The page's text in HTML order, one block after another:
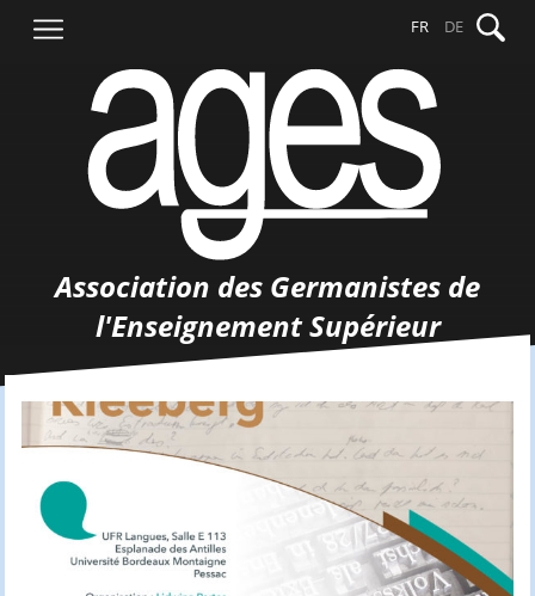
contenu
FR DE
Association des Germanistes de
l'Enseignement Supérieur